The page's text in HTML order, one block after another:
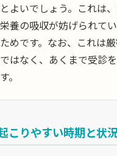
よいでしょう。これは
養の吸収が妨げられて
めです。なお、これは
はなく、あくまで受診
。
こりやすい時期と状